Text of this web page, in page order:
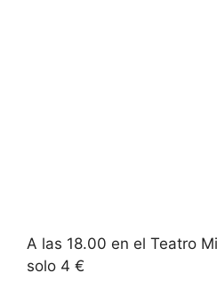
A las 18.00 en el Teatro
solo 4 €